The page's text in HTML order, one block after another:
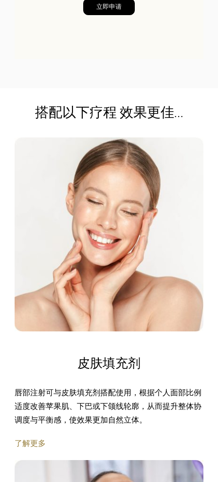
立即申请
搭配以下疗程 效果更佳…
皮肤填充剂
唇部注射可与皮肤填充剂搭配使用，根据个人面部比例
适度改善苹果肌、下巴或下颌线轮廓，从而提升整体协
调度与平衡感，使效果更加自然立体。
了解更多